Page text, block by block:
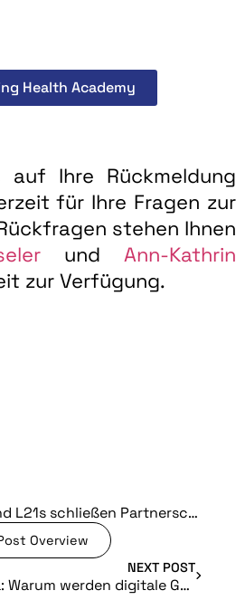
Health Academy
Ihre Rückmeldung
für Ihre Fragen zur
stehen Ihnen
und Ann-Kathrin
zur Verfügung.
Flying Health und L21s schließen Partnerschaft für eHealth Plattformen
Overview
NEXT POST
(Not) lost in data: Warum werden digitale Gesundheitsdaten aktuell noch wenig genutzt?